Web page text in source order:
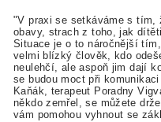
"V praxi se setkáváme s
obavy, strach z toho, jak
Situace je o to náročnější
velmi blízký člověk, kdo
neulehčí, ale aspoň jim dají
se budou moct při
Kaňák, terapeut Poradny
někdo zemřel, se můžete
vám pomohou vyhnout se